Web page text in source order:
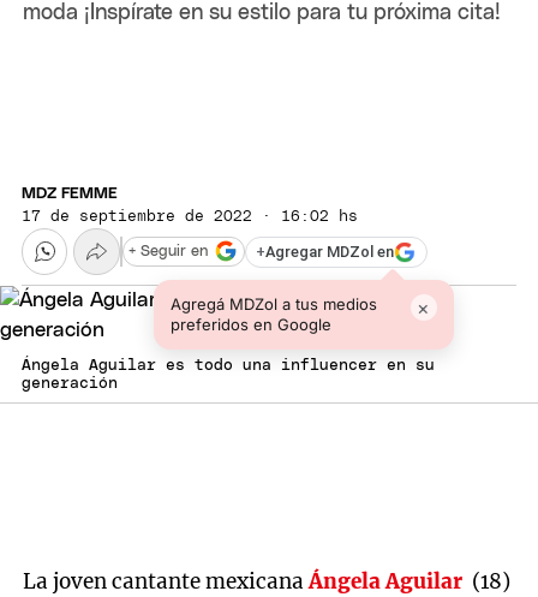
moda ¡Inspírate en su estilo para tu próxima cita!
MDZ FEMME
17 de septiembre de 2022 · 16:02 hs
+Agregar MDZol en
Agregá MDZol a tus medios
preferidos en Google
×
+ Seguir en
Ángela Aguilar es todo una influencer en su
generación
La joven cantante mexicanaÁngela Aguilar (18)